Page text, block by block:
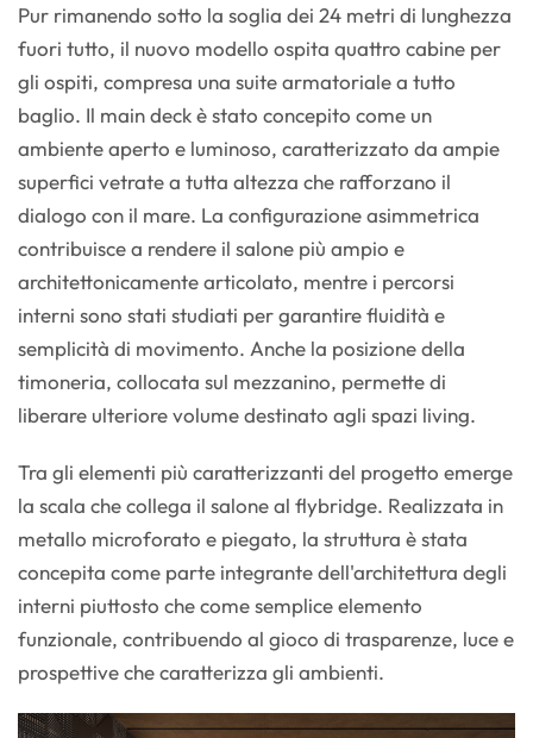
Pur rimanendo sotto la soglia dei 24 metri di lunghezza
fuori tutto, il nuovo modello ospita quattro cabine per
gli ospiti, compresa una suite armatoriale a tutto
baglio. Il main deck è stato concepito come un
ambiente aperto e luminoso, caratterizzato da ampie
superfici vetrate a tutta altezza che rafforzano il
dialogo con il mare. La configurazione asimmetrica
contribuisce a rendere il salone più ampio e
architettonicamente articolato, mentre i percorsi
interni sono stati studiati per garantire fluidità e
semplicità di movimento. Anche la posizione della
timoneria, collocata sul mezzanino, permette di
liberare ulteriore volume destinato agli spazi living.
Tra gli elementi più caratterizzanti del progetto emerge
la scala che collega il salone al flybridge. Realizzata in
metallo microforato e piegato, la struttura è stata
concepita come parte integrante dell'architettura degli
interni piuttosto che come semplice elemento
funzionale, contribuendo al gioco di trasparenze, luce e
prospettive che caratterizza gli ambienti.